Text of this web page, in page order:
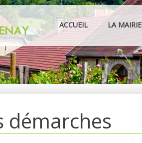
ACCUEIL LA MAIRIE
démarches